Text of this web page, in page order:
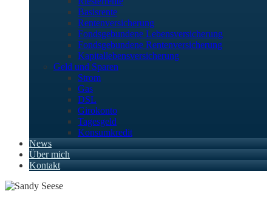
Basisrente
Rentenversicherung
Fondsgebundene Lebensversicherung
Fondsgebundene Rentenversicherung
Kapitallebensversicherung
Geld und Sparen
Strom
Gas
DSL
Girokonto
Tagesgeld
Konsumkredit
News
Über mich
Kontakt